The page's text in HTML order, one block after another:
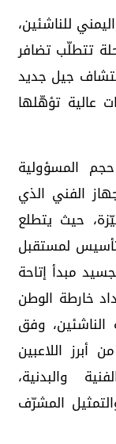
للناشئين،
تتطلّب تضافر
جيل جديد
عالية تؤهّلها
المسؤولية
الفني الذي
حيث يتطلع
لمستقبل
مبدأ إتاحة
خارطة الوطن
الناشئين، وفق
أبرز اللاعبين
والبدنية،
المشرّف